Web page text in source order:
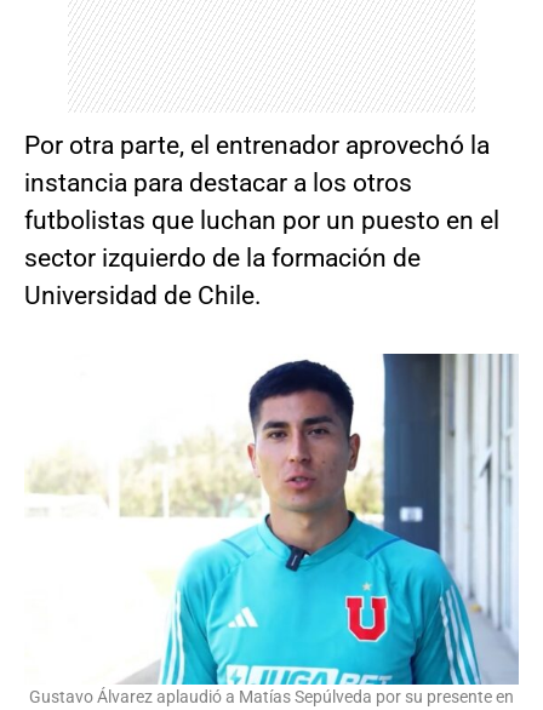
Por otra parte, el entrenador aprovechó la
instancia para destacar a los otros
futbolistas que luchan por un puesto en el
sector izquierdo de la formación de
Universidad de Chile.
Gustavo Álvarez aplaudió a Matías Sepúlveda por su presente en